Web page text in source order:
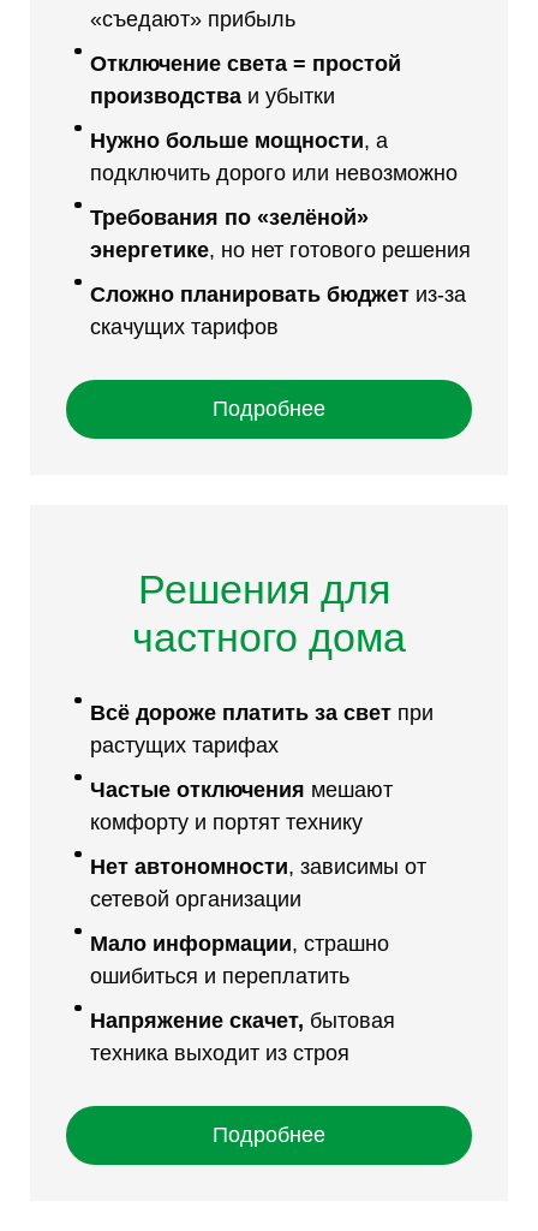
«съедают» прибыль
Отключение света = простой
производства и убытки
Нужно больше мощности, а
подключить дорого или невозможно
Требования по «зелёной»
энергетике, но нет готового решения
Сложно планировать бюджет из-за
скачущих тарифов
Подробнее
Решения для
частного дома
Всё дороже платить за свет при
растущих тарифах
Частые отключения мешают
комфорту и портят технику
Нет автономности, зависимы от
сетевой организации
Мало информации, страшно
ошибиться и переплатить
Напряжение скачет, бытовая
техника выходит из строя
Подробнее